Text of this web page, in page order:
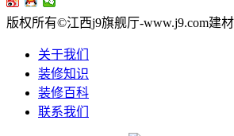
版权所有©江西j9旗舰厅-www.j9.com建
关于我们
装修知识
装修百科
联系我们